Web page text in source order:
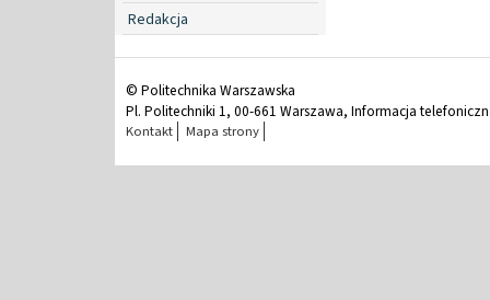
Redakcja
© Politechnika Warszawska
Pl. Politechniki 1, 00-661 Warszawa, Informacja
Kontakt Mapa strony